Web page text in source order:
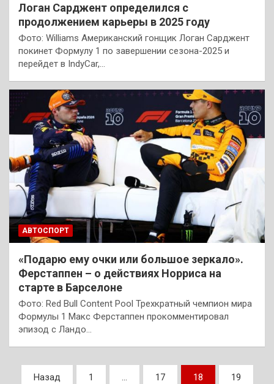
Логан Сарджент определился с
продолжением карьеры в 2025 году
Фото: Williams Американский гонщик Логан Сарджент
покинет Формулу 1 по завершении сезона-2025 и
перейдет в IndyCar,…
АВТОСПОРТ
«Подарю ему очки или большое зеркало».
Ферстаппен – о действиях Норриса на
старте в Барселоне
Фото: Red Bull Content Pool Трехкратный чемпион мира
Формулы 1 Макс Ферстаппен прокомментировал
эпизод с Ландо…
Пагинация
Назад 1 … 17 18 19